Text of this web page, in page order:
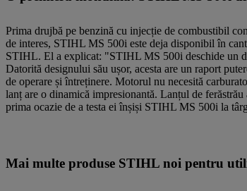
Prima drujbă pe benzină cu injecție de combustibil
de interes, STIHL MS 500i este deja disponibil în
STIHL. El a explicat: "STIHL MS 500i deschide un
Datorită designului său ușor, acesta are un raport
de operare și întreținere. Motorul nu necesită
lanț are o dinamică impresionantă. Lanțul de
prima ocazie de a testa ei înșiși STIHL MS 500i la
Mai multe produse STIHL noi pentru